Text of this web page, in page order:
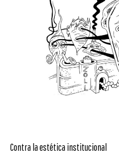
Contra la estética institucional